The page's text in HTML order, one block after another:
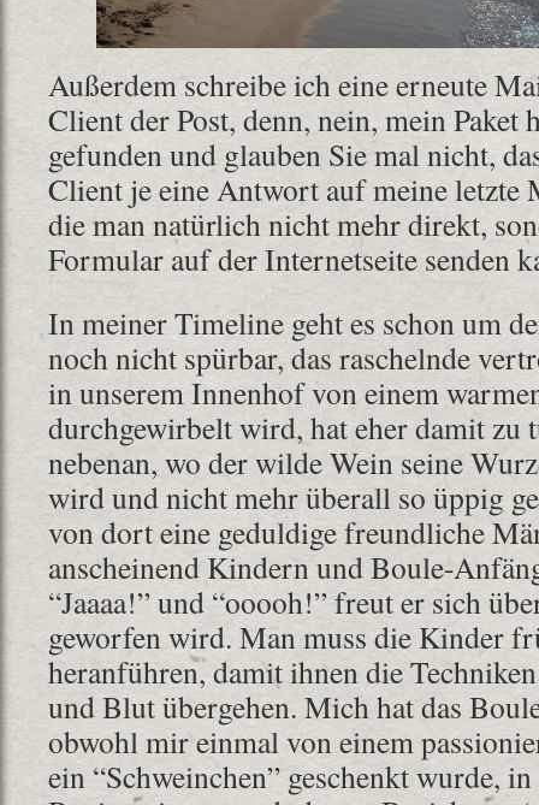
Außerdem schreibe ich eine erneute
Client der Post, denn, nein, mein Paket
gefunden und glauben Sie mal nicht,
Client je eine Antwort auf meine letzte
die man natürlich nicht mehr direkt,
Formular auf der Internetseite senden
In meiner Timeline geht es schon um
noch nicht spürbar, das raschelnde
in unserem Innenhof von einem
durchgewirbelt wird, hat eher damit zu
nebenan, wo der wilde Wein seine
wird und nicht mehr überall so üppig
von dort eine geduldige freundliche
anscheinend Kindern und Boule-
“Jaaaa!” und “ooooh!” freut er sich
geworfen wird. Man muss die Kinder
heranführen, damit ihnen die
und Blut übergehen. Mich hat das
obwohl mir einmal von einem
ein “Schweinchen” geschenkt wurde,